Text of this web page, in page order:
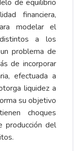
de equilibrio
financiera,
modelar el
a los
problema de
de incorporar
efectuada a
liquidez a
su objetivo
choques
producción del